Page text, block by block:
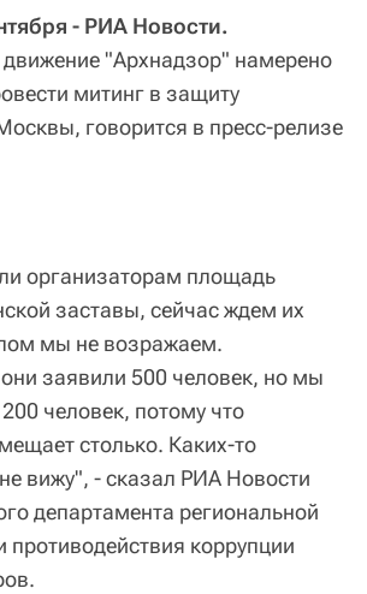
- РИА Новости.
"Архнадзор" намерено
митинг в защиту
говорится в пресс-релизе
организаторам площадь
заставы, сейчас ждем их
мы не возражаем.
заявили 500 человек, но мы
человек, потому что
столько. Каких-то
вижу", - сказал РИА Новости
департамента региональной
противодействия коррупции